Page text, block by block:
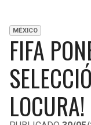
MÉXICO
FIFA
LOCURA!